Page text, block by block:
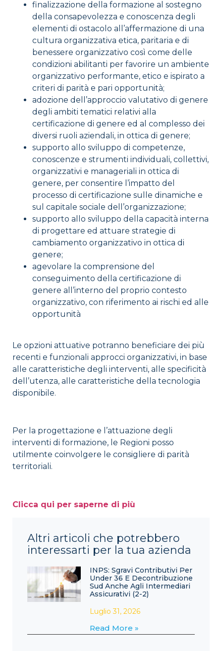
finalizzazione della formazione al sostegno
della consapevolezza e conoscenza degli
elementi di ostacolo all’affermazione di una
cultura organizzativa etica, paritaria e di
benessere organizzativo così come delle
condizioni abilitanti per favorire un ambiente
organizzativo performante, etico e ispirato a
criteri di parità e pari opportunità;
adozione dell’approccio valutativo di genere
degli ambiti tematici relativi alla
certificazione di genere ed al complesso dei
diversi ruoli aziendali, in ottica di genere;
supporto allo sviluppo di competenze,
conoscenze e strumenti individuali, collettivi,
organizzativi e manageriali in ottica di
genere, per consentire l’impatto del
processo di certificazione sulle dinamiche e
sul capitale sociale dell’organizzazione;
supporto allo sviluppo della capacità interna
di progettare ed attuare strategie di
cambiamento organizzativo in ottica di
genere;
agevolare la comprensione del
conseguimento della certificazione di
genere all’interno del proprio contesto
organizzativo, con riferimento ai rischi ed alle
opportunità
Le opzioni attuative potranno beneficiare dei più
recenti e funzionali approcci organizzativi, in base
alle caratteristiche degli interventi, alle specificità
dell’utenza, alle caratteristiche della tecnologia
disponibile.
Per la progettazione e l’attuazione degli
interventi di formazione, le Regioni posso
utilmente coinvolgere le consigliere di parità
territoriali.
Clicca qui per saperne di più
Altri articoli che potrebbero
interessarti per la tua azienda
INPS: Sgravi Contributivi Per
Under 36 E Decontribuzione
Sud Anche Agli Intermediari
Assicurativi (2-2)
Luglio 31, 2026
Read More »